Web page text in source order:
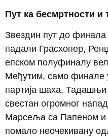
Пут ка бесмртности и
Звездин пут до
падали Грасхопер,
епском полуфиналу
Међутим, само финале
партија шаха.
свестан огромног
Марсеља са Папеном и
помало неочекивану